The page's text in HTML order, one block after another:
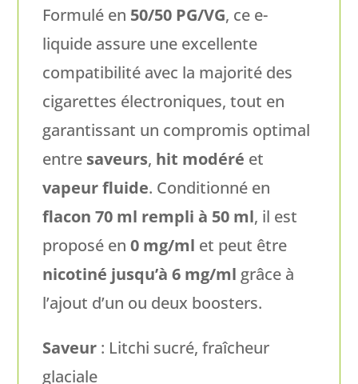
Formulé en 50/50 PG/VG, ce e-
liquide assure une excellente
compatibilité avec la majorité des
cigarettes électroniques, tout en
garantissant un compromis optimal
entre saveurs, hit modéré et
vapeur fluide. Conditionné en
flacon 70 ml rempli à 50 ml, il est
proposé en0 mg/ml et peut être
nicotiné jusqu’à 6 mg/ml grâce à
l’ajout d’un ou deux boosters.
Saveur : Litchi sucré, fraîcheur
glaciale